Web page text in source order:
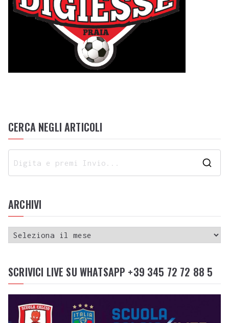
CERCA NEGLI ARTICOLI
ARCHIVI
SCRIVICI LIVE SU WHATSAPP +39 345 72 72 88 5